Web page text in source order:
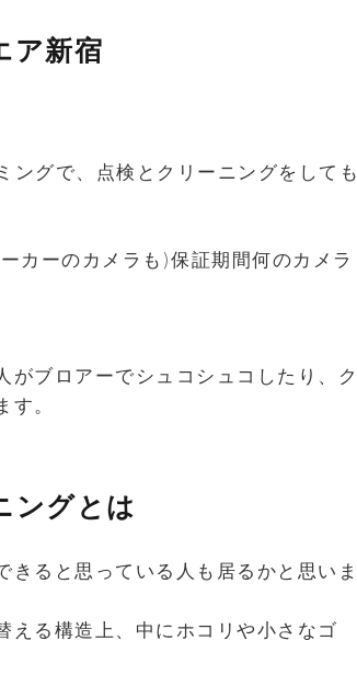
ア新宿
グで、点検とクリーニングをしても
カーのカメラも)保証期間何のカメラ
がブロアーでシュコシュコしたり、ク
。
ングとは
きると思っている人も居るかと思いま
える構造上、中にホコリや小さなゴ